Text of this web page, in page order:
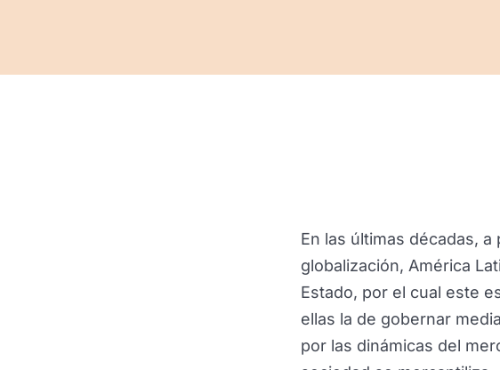
En las últimas décadas,
globalización, América
Estado, por el cual este
ellas la de gobernar
por las dinámicas del